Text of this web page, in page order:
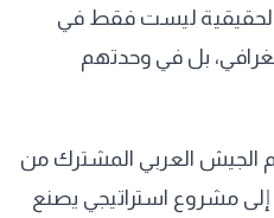
ليست فقط في
بل في وحدتهم
الجيش العربي المشترك من
مشروع استراتيجي يصنع